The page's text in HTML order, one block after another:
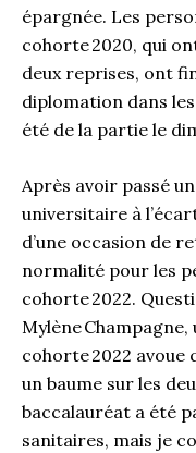
épargnée. Les
cohorte 2020, qui
deux reprises, ont
diplomation dans
été de la partie le
Après avoir passé
universitaire à
d’une occasion de
normalité pour les
cohorte 2022.
Mylène
cohorte 2022 avoue
un baume sur les
baccalauréat a été
sanitaires, mais je